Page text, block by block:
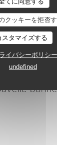
クッキーを拒否
スタマイズする
イバシーポリシー
undefined
ドウで開きます))